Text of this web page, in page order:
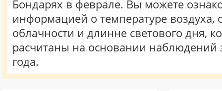
Бондарях в феврале. Вы можете
информацией о температуре воздуха,
облачности и длинне светового дня,
расчитаны на основании наблюдений
года.